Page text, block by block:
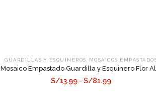
GUARDILLAS Y ESQUINEROS MOSAICOS
Mosaico Empastado Guardilla y Esquinero Flor
S/13.99 - S/81.99